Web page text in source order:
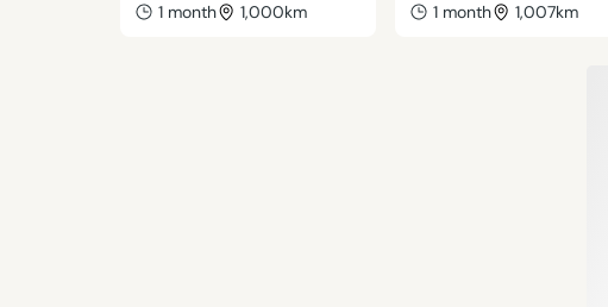
1 month 1,000km 1 month 1,007km